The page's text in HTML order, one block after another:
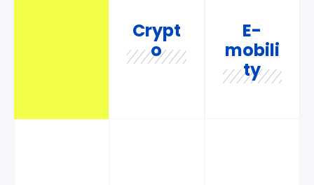
Crypt
o
E-
mobili
ty